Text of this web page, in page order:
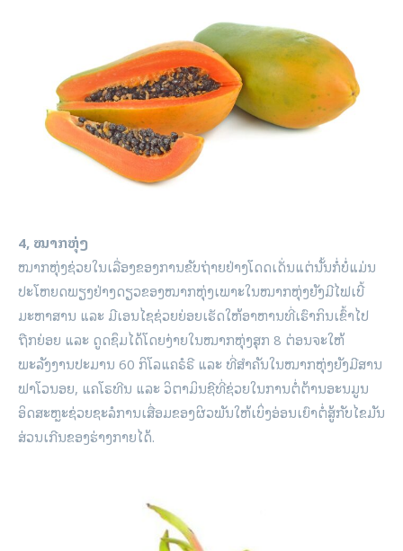
4, ໝາກຫຸ່ງ
ໝາກຫຸ່ງຊ່ວຍໃນເລື່ອງຂອງການຂັບຖ່າຍຢ່າງໂດດເດັ່ນແຕ່ນັ້ນກໍ່ບໍ່ແມ່ນ
ປະໂຫຍດພຽງຢ່າງດຽວຂອງໝາກຫຸ່ງເພາະໃນໝາກຫຸ່ງຍັງມີໄຟເບີ້
ມະຫາສານ ແລະ ມີເອນໄຊຊ່ວຍຍ່ອຍເຮັດໃຫ້ອາຫານທີ່ເຮົາກິນເຂົ້າໄປ
ຖືກຍ່ອຍ ແລະ ດູດຊຶມໄດ້ໂດຍງ່າຍໃນໝາກຫຸ່ງສຸກ 8 ຕ່ອນຈະໃຫ້
ພະລັງງານປະມານ 60 ກິໂລແຄຣໍຣີ ແລະ ທີ່ສຳຄັນໃນໝາກຫຸ່ງຍັງມີສານ
ຟາໂວນອຍ, ແຄໂຣທີນ ແລະ ວິຕາມິນຊີທີ່ຊ່ວຍໃນການຕໍ່ຕ້ານອະນມູນ
ອິດສະຫຼະຊ່ວຍຊະລໍການເສື່ອມຂອງຜິວພັນໃຫ້ເບິ່ງອ່ອນເຍົາຕໍ່ສູ້ກັບໄຂມັນ
ສ່ວນເກີນຂອງຮ່າງກາຍໄດ້.